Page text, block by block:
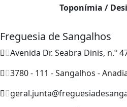
Toponímia /
Freguesia de Sangalhos
Avenida Dr. Seabra Dinis, n.º
3780 - 111 - Sangalhos -